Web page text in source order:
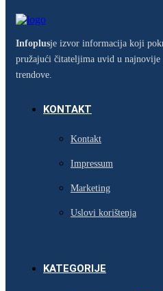
Infoplusje izvor informacija koji
pružajući čitateljima uvid u najnovije
trendove.
KONTAKT
Kontakt
Impressum
Marketing
Uslovi korištenja
KATEGORIJE